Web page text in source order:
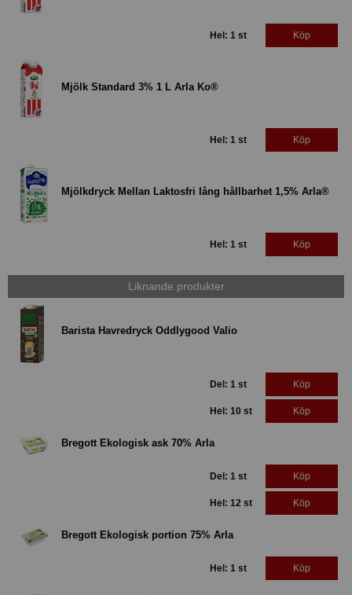
Hel: 1 st Köp
Mjölk Standard 3% 1 L Arla Ko®
Hel: 1 st Köp
Mjölkdryck Mellan Laktosfri lång hållbarhet 1,5% Arla®
Hel: 1 st Köp
Liknande produkter
Barista Havredryck Oddlygood Valio
Del: 1 st Köp
Hel: 10 st Köp
Bregott Ekologisk ask 70% Arla
Del: 1 st Köp
Hel: 12 st Köp
Bregott Ekologisk portion 75% Arla
Hel: 1 st Köp